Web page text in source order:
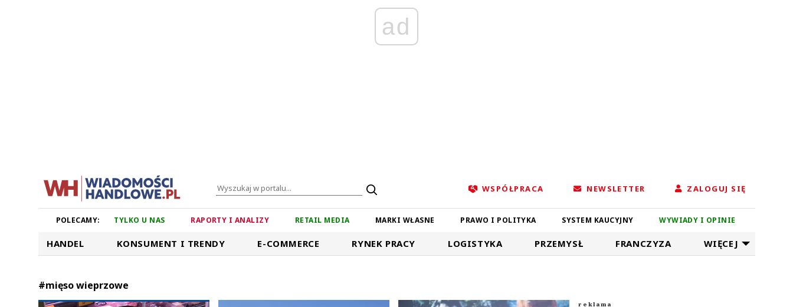
ad
WSPÓŁPRACA NEWSLETTER ZALOGUJ SIĘ
POLECAMY: TYLKO U NAS RAPORTY I ANALIZY RETAIL MEDIA MARKI WŁASNE PRAWO I POLITYKA SYSTEM KAUCYJNY WYWIADY I OPINIE
HANDEL KONSUMENT I TRENDY E-COMMERCE RYNEK PRACY LOGISTYKA PRZEMYSŁ FRANCZYZA WIĘCEJ
#mięso wieprzowe